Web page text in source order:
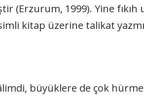
(Erzurum, 1999). Yine
kitap üzerine talikat
büyüklere de çok hürmet